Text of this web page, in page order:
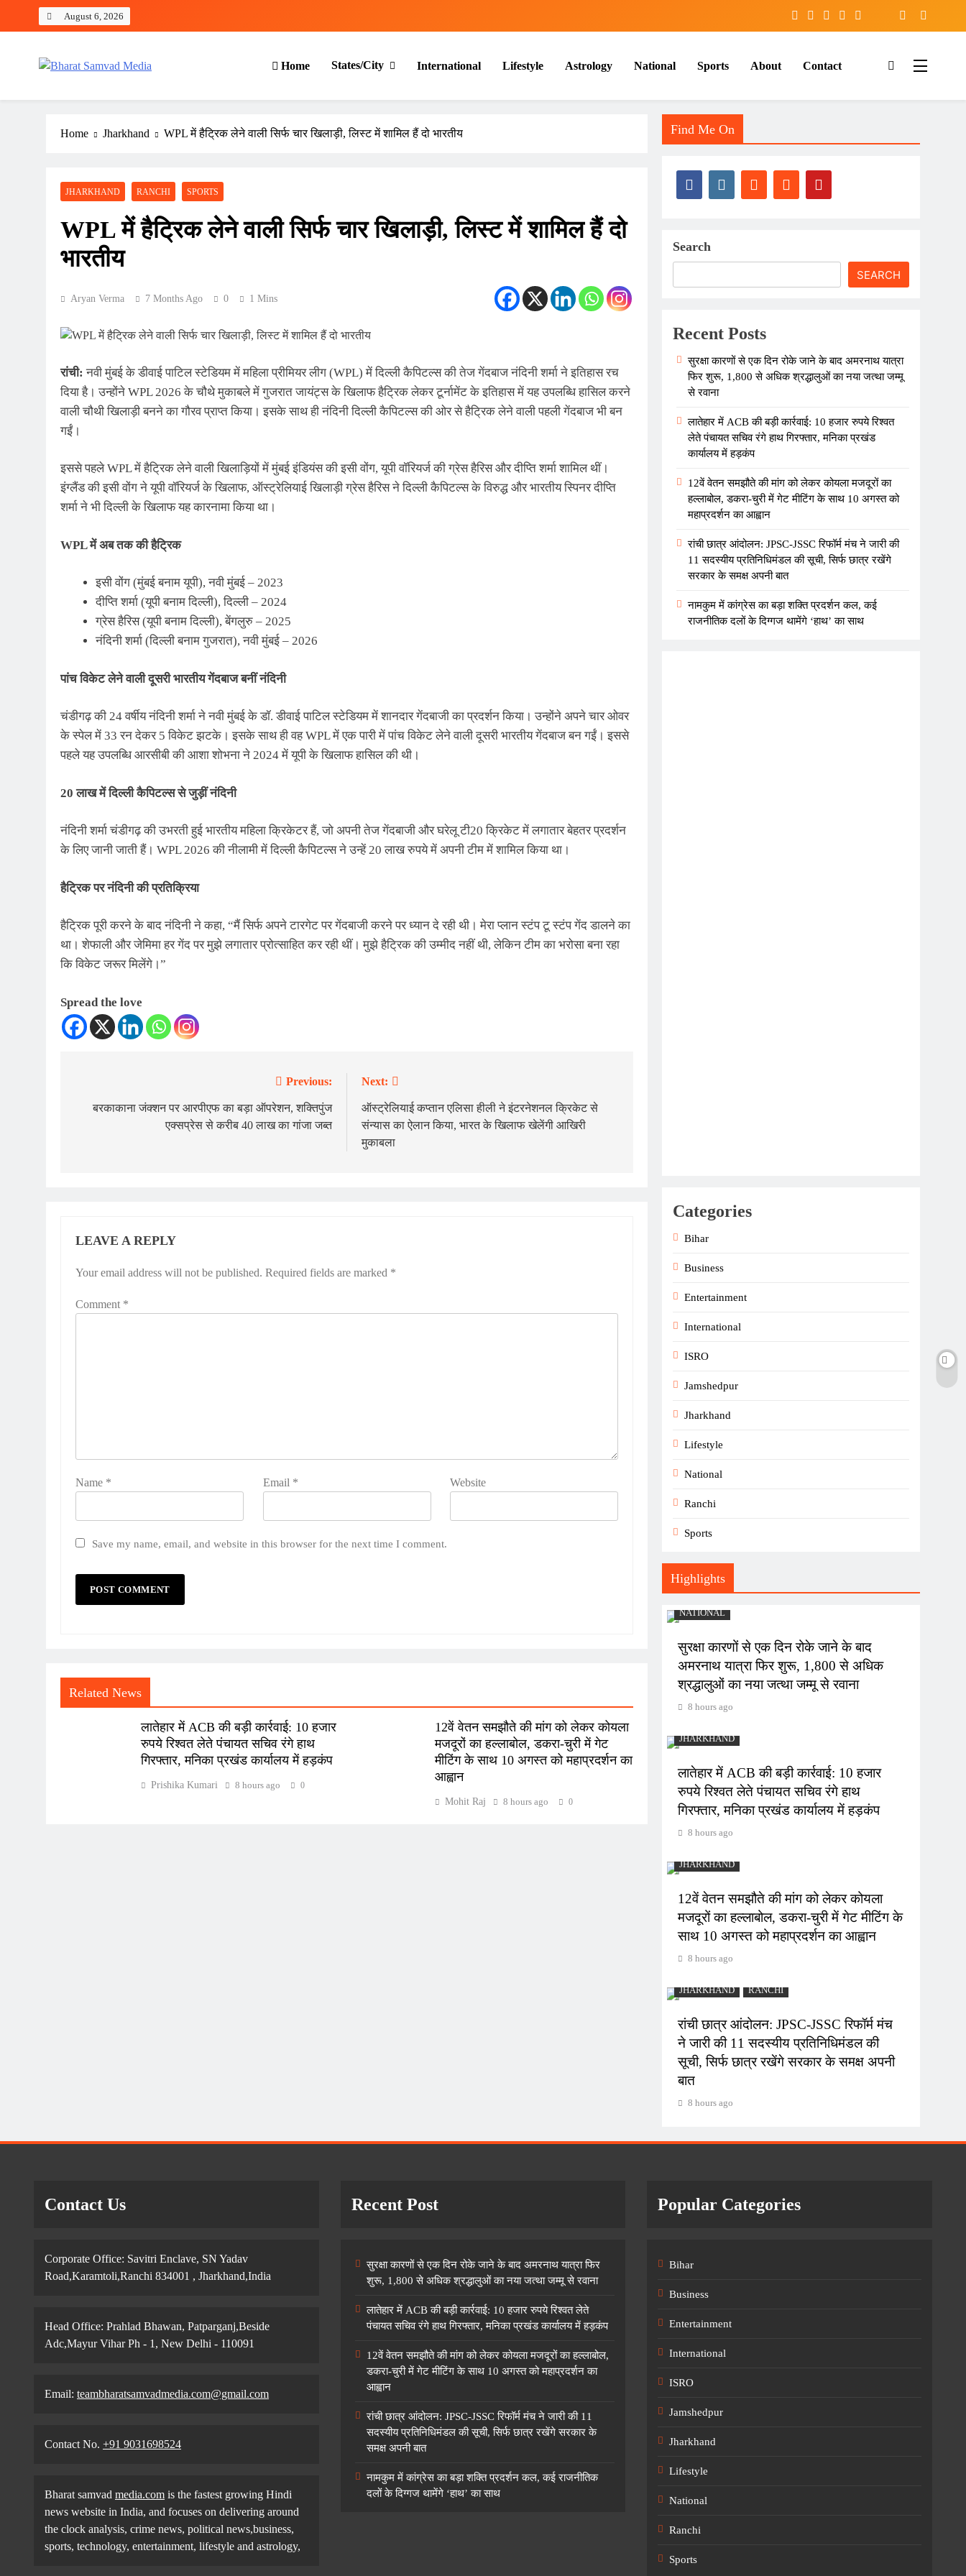
August 6, 2026
Home States/City International Lifestyle Astrology National Sports About Contact
Home Jharkhand WPL में हैट्रिक लेने वाली सिर्फ चार खिलाड़ी, लिस्ट में शामिल हैं दो भारतीय
JHARKHAND RANCHI SPORTS
WPL में हैट्रिक लेने वाली सिर्फ चार खिलाड़ी, लिस्ट में शामिल हैं दो
भारतीय
Aryan Verma 7 Months Ago 0 1 Mins
रांची: नवी मुंबई के डीवाई पाटिल स्टेडियम में महिला प्रीमियर लीग (WPL) में दिल्ली कैपिटल्स की तेज गेंदबाज नंदिनी शर्मा ने इतिहास रच
दिया है। उन्होंने WPL 2026 के चौथे मुकाबले में गुजरात जायंट्स के खिलाफ हैट्रिक लेकर टूर्नामेंट के इतिहास में यह उपलब्धि हासिल करने
वाली चौथी खिलाड़ी बनने का गौरव प्राप्त किया। इसके साथ ही नंदिनी दिल्ली कैपिटल्स की ओर से हैट्रिक लेने वाली पहली गेंदबाज भी बन
गईं।
इससे पहले WPL में हैट्रिक लेने वाली खिलाड़ियों में मुंबई इंडियंस की इसी वोंग, यूपी वॉरियर्ज की ग्रेस हैरिस और दीप्ति शर्मा शामिल थीं।
इंग्लैंड की इसी वोंग ने यूपी वॉरियर्ज के खिलाफ, ऑस्ट्रेलियाई खिलाड़ी ग्रेस हैरिस ने दिल्ली कैपिटल्स के विरुद्ध और भारतीय स्पिनर दीप्ति
शर्मा ने भी दिल्ली के खिलाफ यह कारनामा किया था।
WPL में अब तक की हैट्रिक
इसी वोंग (मुंबई बनाम यूपी), नवी मुंबई – 2023
दीप्ति शर्मा (यूपी बनाम दिल्ली), दिल्ली – 2024
ग्रेस हैरिस (यूपी बनाम दिल्ली), बेंगलुरु – 2025
नंदिनी शर्मा (दिल्ली बनाम गुजरात), नवी मुंबई – 2026
पांच विकेट लेने वाली दूसरी भारतीय गेंदबाज बनीं नंदिनी
चंडीगढ़ की 24 वर्षीय नंदिनी शर्मा ने नवी मुंबई के डॉ. डीवाई पाटिल स्टेडियम में शानदार गेंदबाजी का प्रदर्शन किया। उन्होंने अपने चार ओवर
के स्पेल में 33 रन देकर 5 विकेट झटके। इसके साथ ही वह WPL में एक पारी में पांच विकेट लेने वाली दूसरी भारतीय गेंदबाज बन गईं। इससे
पहले यह उपलब्धि आरसीबी की आशा शोभना ने 2024 में यूपी के खिलाफ हासिल की थी।
20 लाख में दिल्ली कैपिटल्स से जुड़ीं नंदिनी
नंदिनी शर्मा चंडीगढ़ की उभरती हुई भारतीय महिला क्रिकेटर हैं, जो अपनी तेज गेंदबाजी और घरेलू टी20 क्रिकेट में लगातार बेहतर प्रदर्शन
के लिए जानी जाती हैं। WPL 2026 की नीलामी में दिल्ली कैपिटल्स ने उन्हें 20 लाख रुपये में अपनी टीम में शामिल किया था।
हैट्रिक पर नंदिनी की प्रतिक्रिया
हैट्रिक पूरी करने के बाद नंदिनी ने कहा, “मैं सिर्फ अपने टारगेट पर गेंदबाजी करने पर ध्यान दे रही थी। मेरा प्लान स्टंप टू स्टंप गेंद डालने का
था। शेफाली और जेमिमा हर गेंद पर मुझे लगातार प्रोत्साहित कर रही थीं। मुझे हैट्रिक की उम्मीद नहीं थी, लेकिन टीम का भरोसा बना रहा
कि विकेट जरूर मिलेंगे।”
Spread the love
navigation
Previous:
बरकाकाना जंक्शन पर आरपीएफ का बड़ा ऑपरेशन, शक्तिपुंज
एक्सप्रेस से करीब 40 लाख का गांजा जब्त
Next:
ऑस्ट्रेलियाई कप्तान एलिसा हीली ने इंटरनेशनल क्रिकेट से
संन्यास का ऐलान किया, भारत के खिलाफ खेलेंगी आखिरी
मुकाबला
LEAVE A REPLY
Your email address will not be published. Required fields are marked *
Comment *
Name * Email * Website
Save my name, email, and website in this browser for the next time I comment.
Related News
लातेहार में ACB की बड़ी कार्रवाई: 10 हजार
रुपये रिश्वत लेते पंचायत सचिव रंगे हाथ
गिरफ्तार, मनिका प्रखंड कार्यालय में हड़कंप
Prishika Kumari 8 hours ago 0
12वें वेतन समझौते की मांग को लेकर कोयला
मजदूरों का हल्लाबोल, डकरा-चुरी में गेट
मीटिंग के साथ 10 अगस्त को महाप्रदर्शन का
आह्वान
Mohit Raj 8 hours ago 0
Find Me On
Search
SEARCH
Recent Posts
सुरक्षा कारणों से एक दिन रोके जाने के बाद अमरनाथ यात्रा
फिर शुरू, 1,800 से अधिक श्रद्धालुओं का नया जत्था जम्मू
से रवाना
लातेहार में ACB की बड़ी कार्रवाई: 10 हजार रुपये रिश्वत
लेते पंचायत सचिव रंगे हाथ गिरफ्तार, मनिका प्रखंड
कार्यालय में हड़कंप
12वें वेतन समझौते की मांग को लेकर कोयला मजदूरों का
हल्लाबोल, डकरा-चुरी में गेट मीटिंग के साथ 10 अगस्त को
महाप्रदर्शन का आह्वान
रांची छात्र आंदोलन: JPSC-JSSC रिफॉर्म मंच ने जारी की
11 सदस्यीय प्रतिनिधिमंडल की सूची, सिर्फ छात्र रखेंगे
सरकार के समक्ष अपनी बात
नामकुम में कांग्रेस का बड़ा शक्ति प्रदर्शन कल, कई
राजनीतिक दलों के दिग्गज थामेंगे ‘हाथ’ का साथ
Categories
Bihar
Business
Entertainment
International
ISRO
Jamshedpur
Jharkhand
Lifestyle
National
Ranchi
Sports
Highlights
NATIONAL
सुरक्षा कारणों से एक दिन रोके जाने के बाद
अमरनाथ यात्रा फिर शुरू, 1,800 से अधिक
श्रद्धालुओं का नया जत्था जम्मू से रवाना
8 hours ago
JHARKHAND
लातेहार में ACB की बड़ी कार्रवाई: 10 हजार
रुपये रिश्वत लेते पंचायत सचिव रंगे हाथ
गिरफ्तार, मनिका प्रखंड कार्यालय में हड़कंप
8 hours ago
JHARKHAND
12वें वेतन समझौते की मांग को लेकर कोयला
मजदूरों का हल्लाबोल, डकरा-चुरी में गेट मीटिंग के
साथ 10 अगस्त को महाप्रदर्शन का आह्वान
8 hours ago
JHARKHAND RANCHI
रांची छात्र आंदोलन: JPSC-JSSC रिफॉर्म मंच
ने जारी की 11 सदस्यीय प्रतिनिधिमंडल की
सूची, सिर्फ छात्र रखेंगे सरकार के समक्ष अपनी
बात
8 hours ago
Contact Us
Corporate Office: Savitri Enclave, SN Yadav
Road,Karamtoli,Ranchi 834001 , Jharkhand,India
Head Office: Prahlad Bhawan, Patparganj,Beside
Adc,Mayur Vihar Ph - 1, New Delhi - 110091
Email: teambharatsamvadmedia.com@gmail.com
Contact No. ‪ +91 9031698524
Bharat samvad media.com is the fastest growing Hindi
news website in India, and focuses on delivering around
the clock analysis, crime news, political news,business,
sports, technology, entertainment, lifestyle and astrology,
Recent Post
सुरक्षा कारणों से एक दिन रोके जाने के बाद अमरनाथ यात्रा फिर
शुरू, 1,800 से अधिक श्रद्धालुओं का नया जत्था जम्मू से रवाना
लातेहार में ACB की बड़ी कार्रवाई: 10 हजार रुपये रिश्वत लेते
पंचायत सचिव रंगे हाथ गिरफ्तार, मनिका प्रखंड कार्यालय में हड़कंप
12वें वेतन समझौते की मांग को लेकर कोयला मजदूरों का हल्लाबोल,
डकरा-चुरी में गेट मीटिंग के साथ 10 अगस्त को महाप्रदर्शन का
आह्वान
रांची छात्र आंदोलन: JPSC-JSSC रिफॉर्म मंच ने जारी की 11
सदस्यीय प्रतिनिधिमंडल की सूची, सिर्फ छात्र रखेंगे सरकार के
समक्ष अपनी बात
नामकुम में कांग्रेस का बड़ा शक्ति प्रदर्शन कल, कई राजनीतिक
दलों के दिग्गज थामेंगे ‘हाथ’ का साथ
Popular Categories
Bihar
Business
Entertainment
International
ISRO
Jamshedpur
Jharkhand
Lifestyle
National
Ranchi
Sports